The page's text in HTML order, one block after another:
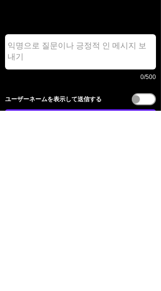
0/500
​ユーザーネームを表示して送信する